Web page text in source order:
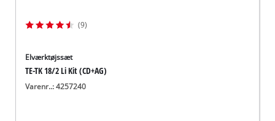
(9)
Elværktøjssæt
TE-TK 18/2 Li Kit (CD+AG)
Varenr..: 4257240